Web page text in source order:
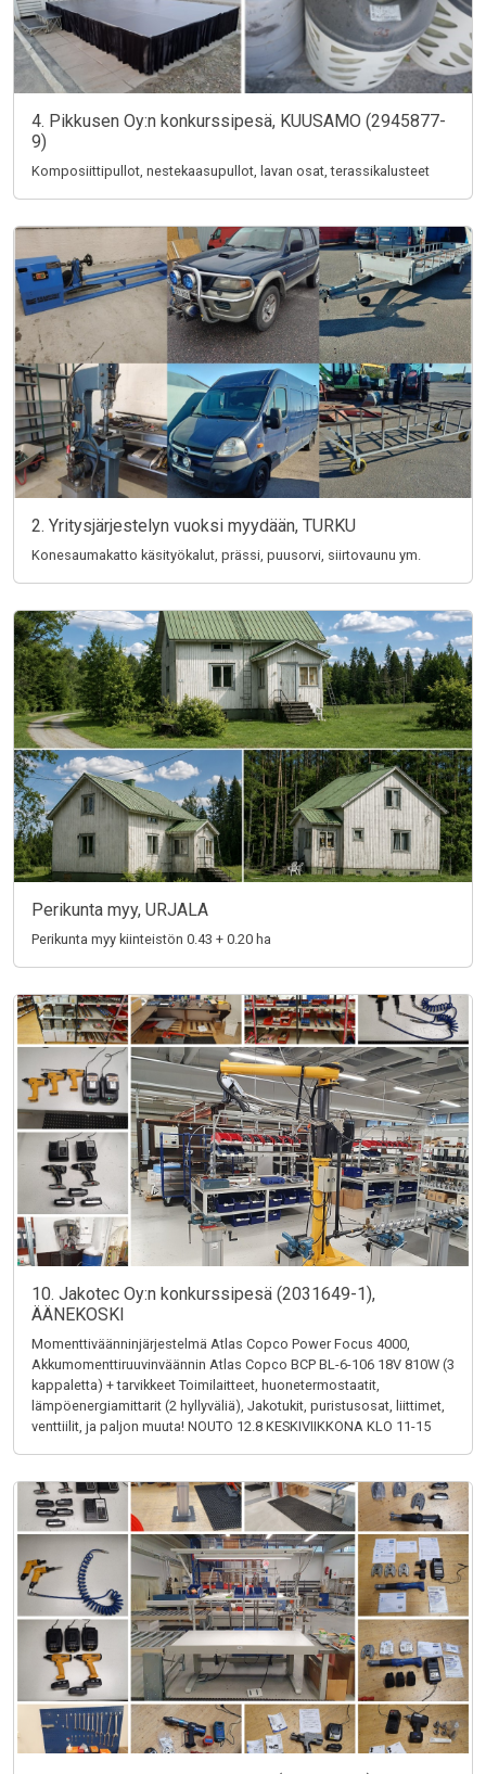
4. Pikkusen Oy:n konkurssipesä, KUUSAMO (2945877-
9)
Komposiittipullot, nestekaasupullot, lavan osat, terassikalusteet
2. Yritysjärjestelyn vuoksi myydään, TURKU
Konesaumakatto käsityökalut, prässi, puusorvi, siirtovaunu ym.
Perikunta myy, URJALA
Perikunta myy kiinteistön 0.43 + 0.20 ha
10. Jakotec Oy:n konkurssipesä (2031649-1),
ÄÄNEKOSKI
Momenttiväänninjärjestelmä Atlas Copco Power Focus 4000,
Akkumomenttiruuvinväännin Atlas Copco BCP BL-6-106 18V 810W (3
kappaletta) + tarvikkeet Toimilaitteet, huonetermostaatit,
lämpöenergiamittarit (2 hyllyväliä), Jakotukit, puristusosat, liittimet,
venttiilit, ja paljon muuta! NOUTO 12.8 KESKIVIIKKONA KLO 11-15